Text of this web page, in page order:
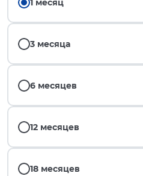
3 месяца
6 месяцев
12 месяцев
18 месяцев